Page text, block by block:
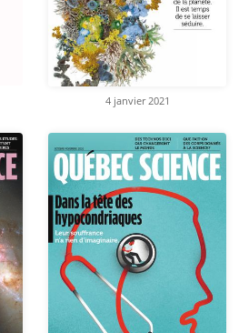
4 janvier 2021